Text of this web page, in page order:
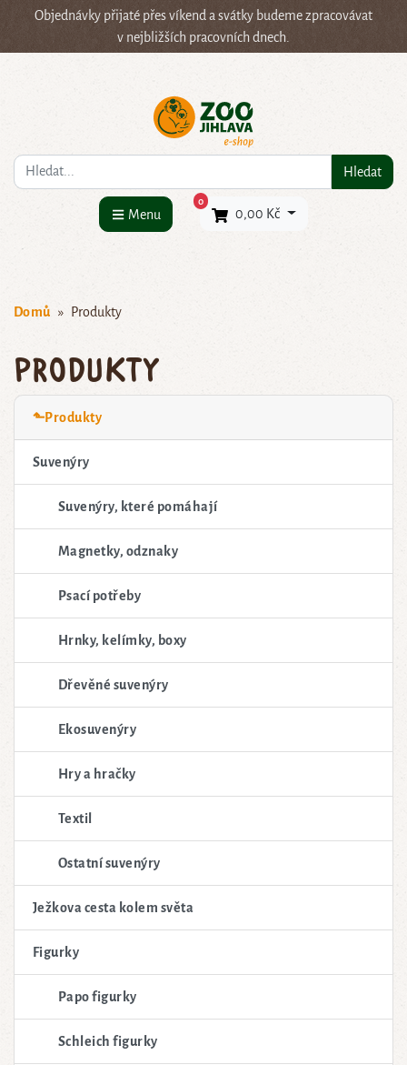
Objednávky přijaté přes víkend a svátky budeme zpracovávat
v nejbližších pracovních dnech.
Co hledáte? Hledat
Menu
0×
0,00 Kč
Domů Produkty
Produkty
⬑Produkty
Suvenýry
Suvenýry, které pomáhají
Magnetky, odznaky
Psací potřeby
Hrnky, kelímky, boxy
Dřevěné suvenýry
Ekosuvenýry
Hry a hračky
Textil
Ostatní suvenýry
Ježkova cesta kolem světa
Figurky
Papo figurky
Schleich figurky